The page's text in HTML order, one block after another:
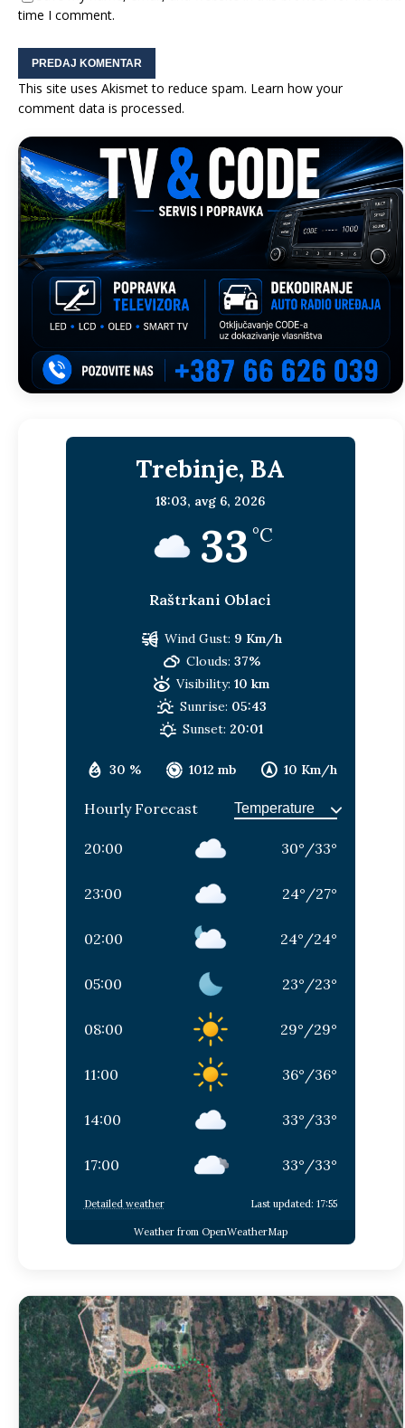
time I comment.
This site uses Akismet to reduce spam. Learn how your
comment data is processed.
Trebinje, BA
18:03, avg 6, 2026
33 °C
Raštrkani Oblaci
30 % 1012 mb 10 Km/h
Wind Gust: 9 Km/h
Clouds: 37%
Visibility: 10 km
Sunrise: 05:43
Sunset: 20:01
Hourly Forecast
20:00 30° /33°
23:00 24° /27°
02:00 24° /24°
05:00 23° /23°
08:00 29° /29°
11:00 36° /36°
14:00 33° /33°
17:00 33° /33°
Detailed weather Last updated: 17:55
Weather from OpenWeatherMap